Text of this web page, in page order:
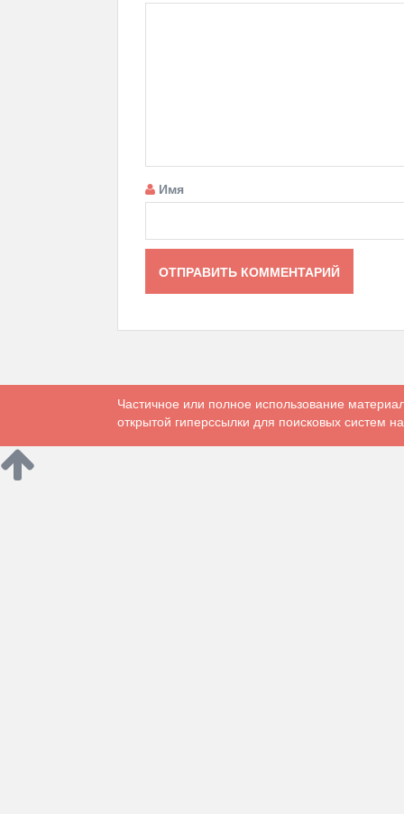
Имя
Частичное или полное использование
открытой гиперссылки для поисковых систем